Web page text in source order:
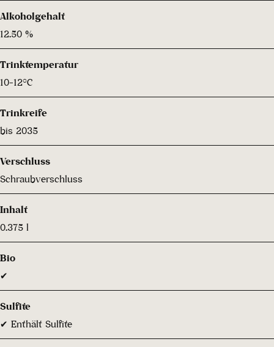
Alkoholgehalt
12.50 %
Trinktemperatur
10-12°C
Trinkreife
bis 2035
Verschluss
Schraubverschluss
Inhalt
0.375 l
Bio
✔
Sulfite
✔ Enthält Sulfite